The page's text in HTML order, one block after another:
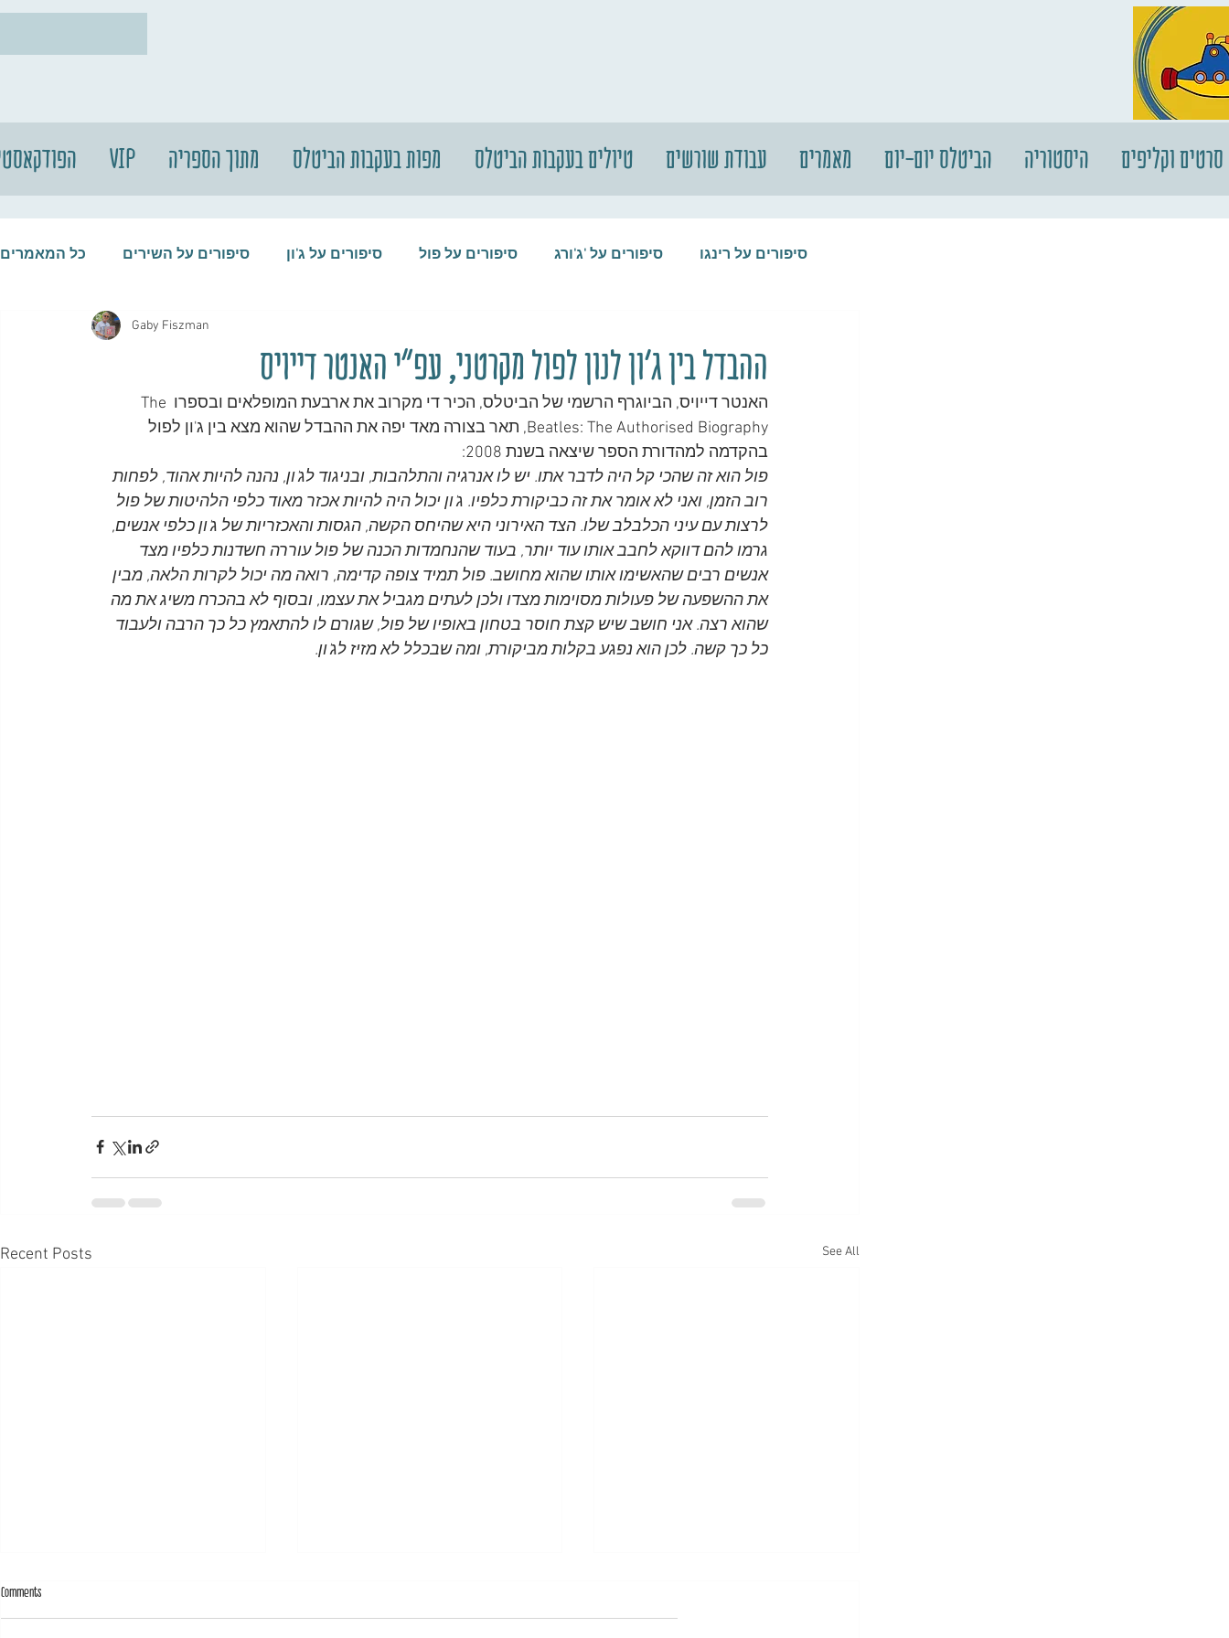
VIP מתוך הספריה מפות בעקבות הביטלס טיולים בעקבות הביטלס עבודת שורשים מאמרים הביטלס יום-יום היסטוריה סרטים וקליפים
כל המאמרים סיפורים על השירים סיפורים על ג'ון סיפורים על פול סיפורים על 'ג'ורג סיפורים על רינגו
סיפורים על הביטלס סיפורים על התקליטים
ההבדל בין ג'ון לנון לפול מקרטני, עפ"י האנטר דייויס
Gaby Fiszman
האנטר דייויס, הביוגרף הרשמי של הביטלס, הכיר די מקרוב את ארבעת המופלאים ובספרו The
Beatles: The Authorised Biography, תאר בצורה מאד יפה את ההבדל שהוא מצא בין ג'ון לפול
בהקדמה למהדורת הספר שיצאה בשנת 2008:
פול הוא זה שהכי קל היה לדבר אתו. יש לו אנרגיה והתלהבות, ובניגוד לג'ון, נהנה להיות אהוד, לפחות
רוב הזמן, ואני לא אומר את זה כביקורת כלפיו. ג'ון יכול היה להיות אכזר מאוד כלפי הלהיטות של פול
לרצות עם עיני הכלבלב שלו. הצד האירוני היא שהיחס הקשה, הגסות והאכזריות של ג'ון כלפי אנשים,
גרמו להם דווקא לחבב אותו עוד יותר, בעוד שהנחמדות הכנה של פול עוררה חשדנות כלפיו מצד
אנשים רבים שהאשימו אותו שהוא מחושב. פול תמיד צופה קדימה, רואה מה יכול לקרות הלאה, מבין
את ההשפעה של פעולות מסוימות מצדו ולכן לעתים מגביל את עצמו, ובסוף לא בהכרח משיג את מה
שהוא רצה. אני חושב שיש קצת חוסר בטחון באופיו של פול, שגורם לו להתאמץ כל כך הרבה ולעבוד
כל כך קשה. לכן הוא נפגע בקלות מביקורת, ומה שבכלל לא מזיז לג'ון.
Recent Posts See All
Comments